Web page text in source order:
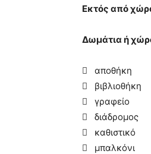
Εκτός από
Δωμάτια ή
 αποθήκη
 βιβλιοθήκη
 γραφείο
 διάδρομος
 καθιστικό
 μπαλκόνι